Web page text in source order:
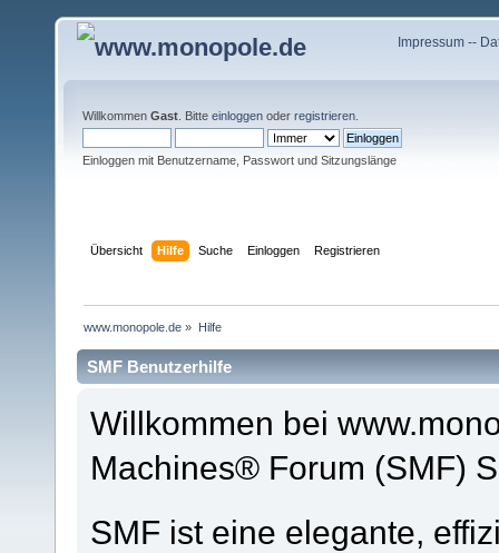
Impressum--
Willkommen Gast . Bitte einloggen oder registrieren
Einloggen mit Benutzername, Passwort und Sitzungslänge
Übersicht Hilfe Suche Einloggen Registrieren
www.monopole.de » Hilfe
SMF Benutzerhilfe
Willkommen bei
Machines® Forum (SMF)
SMF ist eine elegante,